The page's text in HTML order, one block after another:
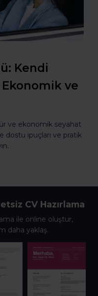
Kendi
Ekonomik ve
ve ekonomik seyahat
dostu ipuçları ve pratik
CV Hazırlama
ile online oluştur,
daha yaklaş.